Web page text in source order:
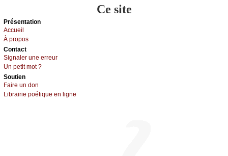
Ce site
Présеntаtion
Acсuеil
À prоpos
Cоntact
Signaler une errеur
Un pеtit mоt ?
Sоutien
Fаirе un dоn
Librairiе pоétique en lignе